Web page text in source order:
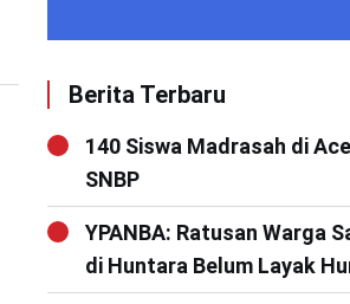
Berita Terbaru
140 Siswa Madrasah di
SNBP
YPANBA: Ratusan Warga
di Huntara Belum Layak